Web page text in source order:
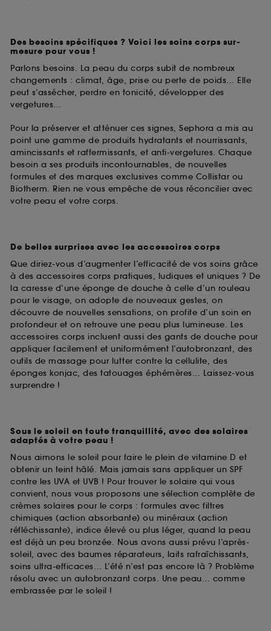
Des besoins spécifiques ? Voici les soins corps sur-
mesure pour vous !
Parlons besoins. La peau du corps subit de nombreux
changements : climat, âge, prise ou perte de poids… Elle
peut s’assécher, perdre en tonicité, développer des
vergetures…
Pour la préserver et atténuer ces signes, Sephora a mis au
point une gamme de produits hydratants et nourrissants,
amincissants et raffermissants, et anti-vergetures. Chaque
besoin a ses produits incontournables, de nouvelles
formules et des marques exclusives comme Collistar ou
Biotherm. Rien ne vous empêche de vous réconcilier avec
votre peau et votre corps.
De belles surprises avec les accessoires corps
Que diriez-vous d’augmenter l’efficacité de vos soins grâce
à des accessoires corps pratiques, ludiques et uniques ? De
la caresse d’une éponge de douche à celle d’un rouleau
pour le visage, on adopte de nouveaux gestes, on
découvre de nouvelles sensations, on profite d’un soin en
profondeur et on retrouve une peau plus lumineuse. Les
accessoires corps incluent aussi des gants de douche pour
appliquer facilement et uniformément l’autobronzant, des
outils de massage pour lutter contre la cellulite, des
éponges konjac, des tatouages éphémères… Laissez-vous
surprendre !
Sous le soleil en toute tranquillité, avec des solaires
adaptés à votre peau !
Nous aimons le soleil pour faire le plein de vitamine D et
obtenir un teint hâlé. Mais jamais sans appliquer un SPF
contre les UVA et UVB ! Pour trouver le solaire qui vous
convient, nous vous proposons une sélection complète de
crèmes solaires pour le corps : formules avec filtres
chimiques (action absorbante) ou minéraux (action
réfléchissante), indice élevé ou plus léger, quand la peau
est déjà un peu bronzée. Nous avons aussi prévu l’après-
soleil, avec des baumes réparateurs, laits rafraîchissants,
soins ultra-efficaces… L’été n’est pas encore là ? Problème
résolu avec un autobronzant corps. Une peau… comme
embrassée par le soleil !